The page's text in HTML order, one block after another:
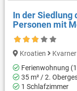
In der Siedlung
Personen mit
Kroatien
Ferienwohnung
35 m² / 2.
1 Schlafzimmer